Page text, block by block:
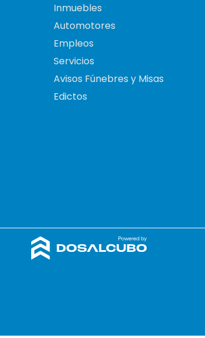
Inmuebles
Automotores
Empleos
Servicios
Avisos Fúnebres y Misas
Edictos